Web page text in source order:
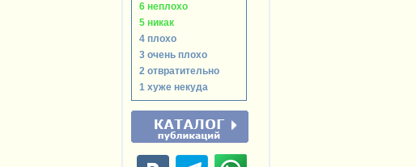
6 неплохо
5 никак
4 плохо
3 очень плохо
2 отвратительно
1 хуже некуда